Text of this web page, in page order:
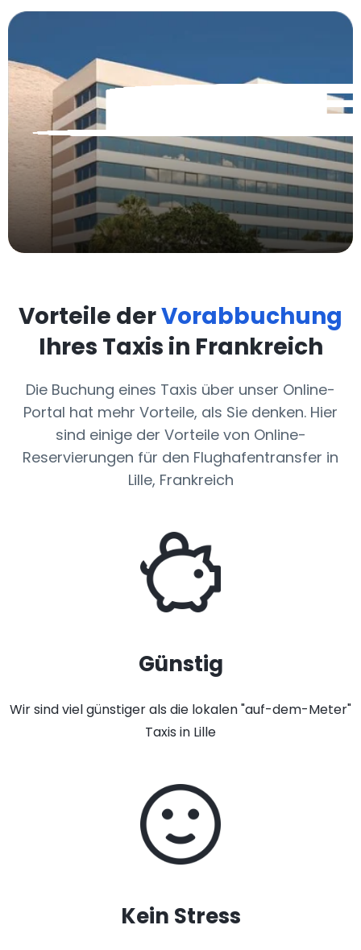
Vorteile derVorabbuchung
Ihres Taxis in Frankreich
Die Buchung eines Taxis über unser Online-
Portal hat mehr Vorteile, als Sie denken. Hier
sind einige der Vorteile von Online-
Reservierungen für den Flughafentransfer in
Lille, Frankreich
Günstig
Wir sind viel günstiger als die lokalen "auf-dem-Meter"
Taxis in Lille
Kein Stress